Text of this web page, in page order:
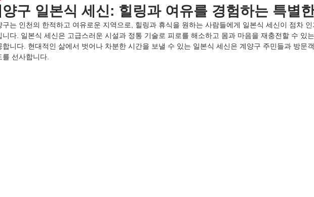
양구 일본식 세신: 힐링과 여유를 경험하는 특별
구는 인천의 한적하고 여유로운 지역으로, 힐링과 휴식을 원하는 사람들에게 일본식 세신이 점차
니다. 일본식 세신은 고급스러운 시설과 정통 기술로 피로를 해소하고 몸과 마음을 재충전할 수 있
합니다. 현대적인 삶에서 벗어나 차분한 시간을 보낼 수 있는 일본식 세신은 계양구 주민들과 방문
를 선사합니다.